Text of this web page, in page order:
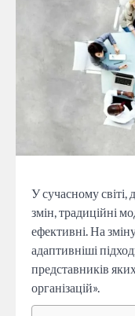
У сучасному світі,
змін, традиційні
ефективні. На
адаптивніші
представників
організацій».